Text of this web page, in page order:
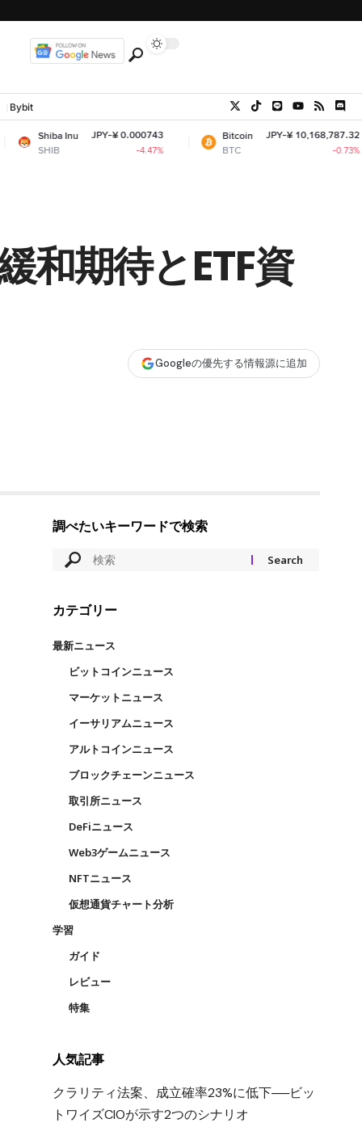
Bybit
JPY-¥ 0.000743
Bitcoin
BTC
JPY-¥ 10,168,787.32
和期待とETF資
Googleの優先する情報源に追加
調べたいキーワードで検索
カテゴリー
最新ニュース
ビットコインニュース
マーケットニュース
イーサリアムニュース
アルトコインニュース
ブロックチェーンニュース
取引所ニュース
DeFiニュース
Web3ゲームニュース
NFTニュース
仮想通貨チャート分析
学習
ガイド
レビュー
特集
人気記事
クラリティ法案、成立確率23%に低下──ビッ
トワイズCIOが示す2つのシナリオ